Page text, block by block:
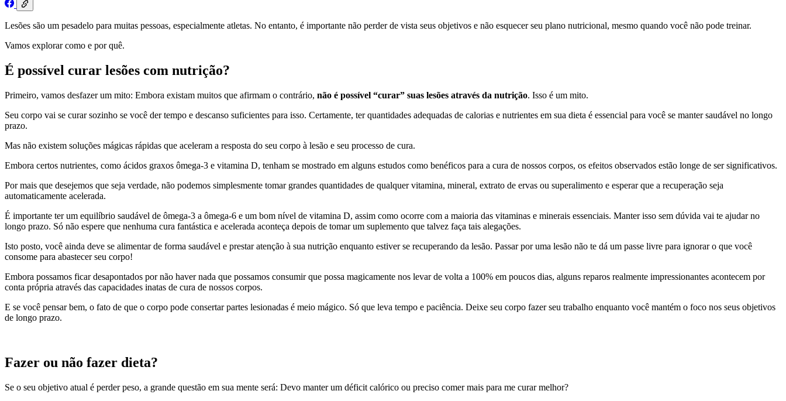
Lesões são um pesadelo para muitas pessoas, especialmente atletas. No entanto, é importante não perder de vista seus objetivos e não esquecer seu plano nutricional, mesmo quando você não pode treinar.
Vamos explorar como e por quê.
É possível curar lesões com nutrição?
Primeiro, vamos desfazer um mito: Embora existam muitos que afirmam o contrário, não é possível “curar” suas lesões através da nutrição. Isso é um mito.
Seu corpo vai se curar sozinho se você der tempo e descanso suficientes para isso. Certamente, ter quantidades adequadas de calorias e nutrientes em sua dieta é essencial para você se manter saudável no longo
prazo.
Mas não existem soluções mágicas rápidas que aceleram a resposta do seu corpo à lesão e seu processo de cura.
Embora certos nutrientes, como ácidos graxos ômega-3 e vitamina D, tenham se mostrado em alguns estudos como benéficos para a cura de nossos corpos, os efeitos observados estão longe de ser significativos.
Por mais que desejemos que seja verdade, não podemos simplesmente tomar grandes quantidades de qualquer vitamina, mineral, extrato de ervas ou superalimento e esperar que a recuperação seja
automaticamente acelerada.
É importante ter um equilíbrio saudável de ômega-3 a ômega-6 e um bom nível de vitamina D, assim como ocorre com a maioria das vitaminas e minerais essenciais. Manter isso sem dúvida vai te ajudar no
longo prazo. Só não espere que nenhuma cura fantástica e acelerada aconteça depois de tomar um suplemento que talvez faça tais alegações.
Isto posto, você ainda deve se alimentar de forma saudável e prestar atenção à sua nutrição enquanto estiver se recuperando da lesão. Passar por uma lesão não te dá um passe livre para ignorar o que você
consome para abastecer seu corpo!
Embora possamos ficar desapontados por não haver nada que possamos consumir que possa magicamente nos levar de volta a 100% em poucos dias, alguns reparos realmente impressionantes acontecem por
conta própria através das capacidades inatas de cura de nossos corpos.
E se você pensar bem, o fato de que o corpo pode consertar partes lesionadas é meio mágico. Só que leva tempo e paciência. Deixe seu corpo fazer seu trabalho enquanto você mantém o foco nos seus objetivos
de longo prazo.
Fazer ou não fazer dieta?
Se o seu objetivo atual é perder peso, a grande questão em sua mente será: Devo manter um déficit calórico ou preciso comer mais para me curar melhor?